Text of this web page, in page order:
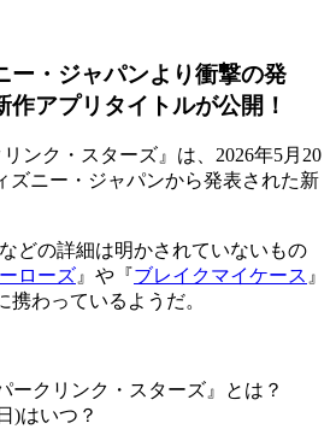
ー・ジャパンより衝撃の発
アプリタイトルが公開！
ンク・スターズ』は、2026年5月20
ズニー・ジャパンから発表された新
どの詳細は明かされていないもの
ローズ』や『ブレイクマイケース 』
携わっているようだ。
ークリンク・スターズ』とは？
)はいつ？